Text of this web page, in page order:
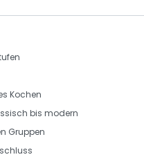
Kochen
bis modern
Gruppen